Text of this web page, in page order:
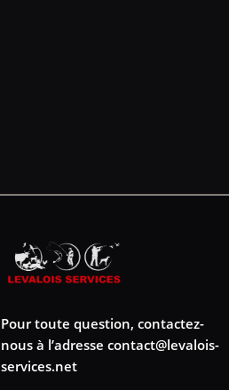
Pour toute question, contactez-
nous à l’adresse contact@levalois-
services.net